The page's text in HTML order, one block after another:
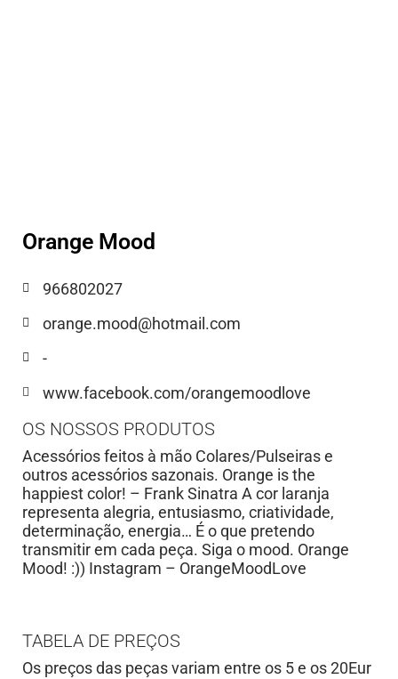
Orange Mood
966802027
orange.mood@hotmail.com
-
www.facebook.com/orangemoodlove
OS NOSSOS PRODUTOS
Acessórios feitos à mão Colares/Pulseiras e
outros acessórios sazonais. Orange is the
happiest color! – Frank Sinatra A cor laranja
representa alegria, entusiasmo, criatividade,
determinação, energia… É o que pretendo
transmitir em cada peça. Siga o mood. Orange
Mood! :)) Instagram – OrangeMoodLove
TABELA DE PREÇOS
Os preços das peças variam entre os 5 e os 20Eur